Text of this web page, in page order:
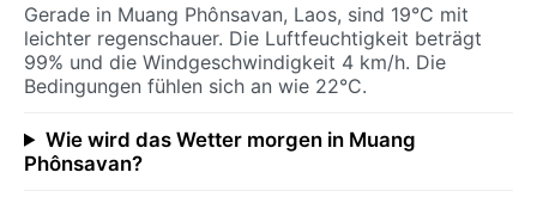
Gerade in Muang Phônsavan, Laos, sind 19°C mit
leichter regenschauer. Die Luftfeuchtigkeit beträgt
99% und die Windgeschwindigkeit 4 km/h. Die
Bedingungen fühlen sich an wie 22°C.
Wie wird das Wetter morgen in Muang
Phônsavan?